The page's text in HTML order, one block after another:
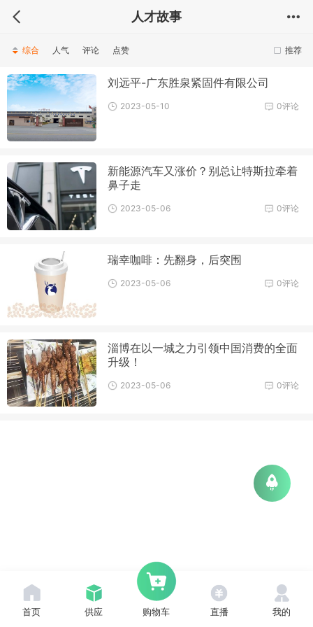
人才故事
推荐
综合 人气 评论 点赞
刘远平-广东胜泉紧固件有限公司
0评论
2023-05-10
新能源汽车又涨价？别总让特斯拉牵着
鼻子走
0评论
2023-05-06
瑞幸咖啡：先翻身，后突围
0评论
2023-05-06
淄博在以一城之力引领中国消费的全面
升级！
0评论
2023-05-06
首页 供应 购物车 直播 我的